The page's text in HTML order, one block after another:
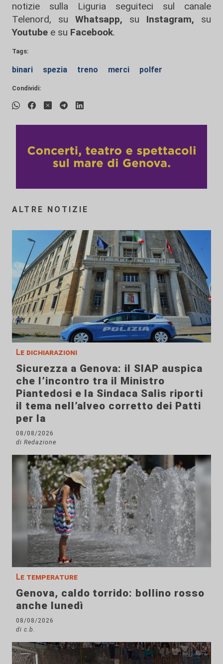
notizie sulla Liguria seguiteci sul canale
Telenord, su
Whatsapp, su Instagram, su
Youtube e su Facebook.
Tags:
binari spezia treno merci polfer
Condividi:
ALTRE NOTIZIE
Le dichiarazioni
Sicurezza a Genova: il SIAP auspica
che l’incontro tra il Ministro
Piantedosi e la Sindaca Salis riporti
il tema nell’alveo corretto dei Patti
per la
08/08/2026
di Redazione
Le temperature
Genova, caldo torrido: bollino rosso
anche lunedì
08/08/2026
di c.b.